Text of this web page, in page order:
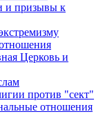
и призывы к
Церковь и
против "сект"
отношения